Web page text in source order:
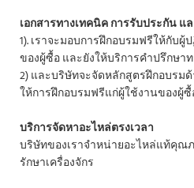
เอกสารทางเทคนิค การรับประกัน แ
1). เราจะมอบการฝึกอบรมฟรีให้กับ
ของผู้ซื้อ และยังให้บริการคำปรึกษา
2) และบริษัทจะจัดหลักสูตรฝึกอบรม
ให้การฝึกอบรมฟรีแก่ผู้ใช้งานของผู้
บริการจัดหาอะไหล่ตรงเวลา
บริษัทของเราจำหน่ายอะไหล่แท้คุณ
รักษาเครื่องจักร